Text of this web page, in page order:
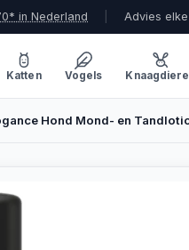
in Nederland Advies
Katten Vogels
Hond Mond- en